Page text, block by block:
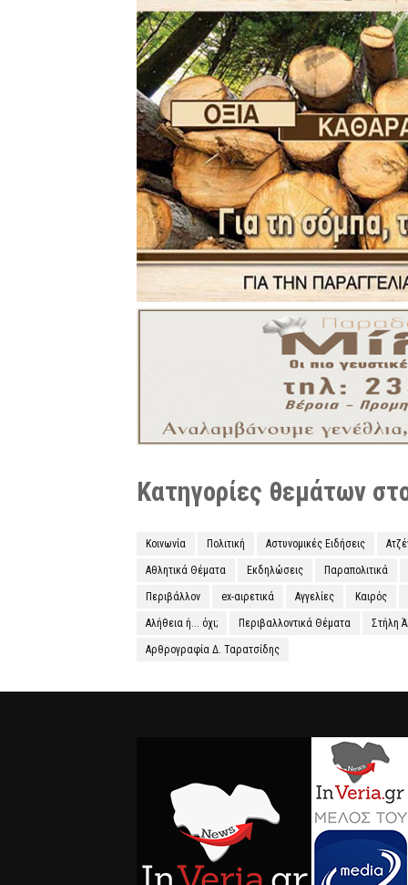
Κατηγορίες θεμάτων
Κοινωνία Πολιτική Αστυνομικές Ειδήσεις
Αθλητικά Θέματα Εκδηλώσεις Παραπολιτικά
Περιβάλλον ex-αιρετικά Αγγελίες Καιρός
Αλήθεια ή... όχι; Περιβαλλοντικά Θέματα Στήλη
Αρθρογραφία Δ. Ταρατσίδης